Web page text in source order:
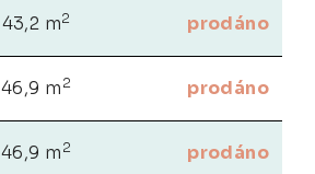
43,2 m2 prodáno
46,9 m 2 prodáno
46,9 m 2 prodáno